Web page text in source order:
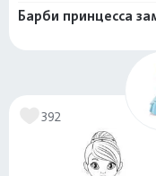
Барби принцесса
392